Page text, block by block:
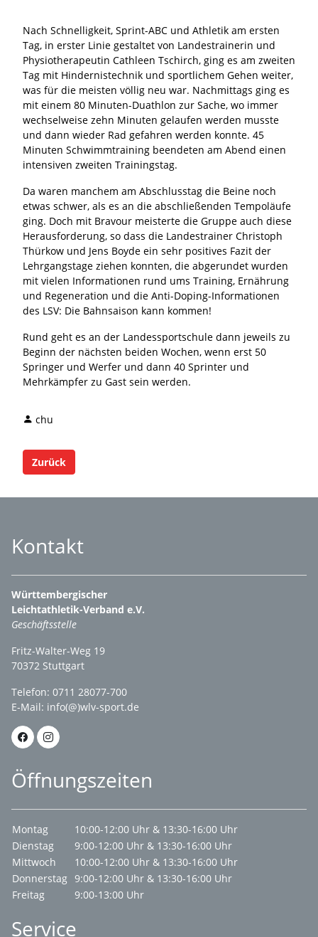
Nach Schnelligkeit, Sprint-ABC und Athletik am ersten
Tag, in erster Linie gestaltet von Landestrainerin und
Physiotherapeutin Cathleen Tschirch, ging es am zweiten
Tag mit Hindernistechnik und sportlichem Gehen weiter,
was für die meisten völlig neu war. Nachmittags ging es
mit einem 80 Minuten-Duathlon zur Sache, wo immer
wechselweise zehn Minuten gelaufen werden musste
und dann wieder Rad gefahren werden konnte. 45
Minuten Schwimmtraining beendeten am Abend einen
intensiven zweiten Trainingstag.
Da waren manchem am Abschlusstag die Beine noch
etwas schwer, als es an die abschließenden Tempoläufe
ging. Doch mit Bravour meisterte die Gruppe auch diese
Herausforderung, so dass die Landestrainer Christoph
Thürkow und Jens Boyde ein sehr positives Fazit der
Lehrgangstage ziehen konnten, die abgerundet wurden
mit vielen Informationen rund ums Training, Ernährung
und Regeneration und die Anti-Doping-Informationen
des LSV: Die Bahnsaison kann kommen!
Rund geht es an der Landessportschule dann jeweils zu
Beginn der nächsten beiden Wochen, wenn erst 50
Springer und Werfer und dann 40 Sprinter und
Mehrkämpfer zu Gast sein werden.
chu
Zurück
Kontakt
Württembergischer
Leichtathletik-Verband e.V.
Geschäftsstelle
Fritz-Walter-Weg 19
70372 Stuttgart
Telefon: 0711 28077-700
E-Mail: info(@)wlv-sport.de
Öffnungszeiten
Montag
10:00-12:00 Uhr & 13:30-16:00 Uhr
Dienstag
9:00-12:00 Uhr & 13:30-16:00 Uhr
Mittwoch
10:00-12:00 Uhr & 13:30-16:00 Uhr
Donnerstag 9:00-12:00 Uhr & 13:30-16:00 Uhr
Freitag
9:00-13:00 Uhr
Service